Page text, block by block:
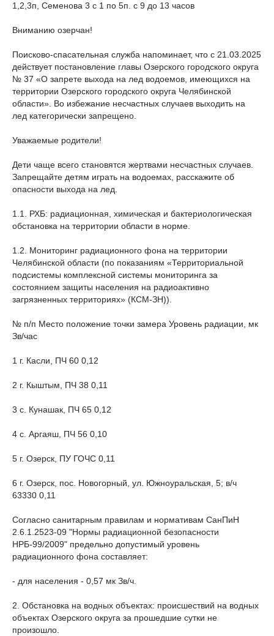
1,2,3п, Семенова 3 с 1 по 5п. с 9 до 13 часов
Вниманию озерчан!
Поисково-спасательная служба напоминает, что с 21.03.2025
действует постановление главы Озерского городского округа
№ 37 «О запрете выхода на лед водоемов, имеющихся на
территории Озерского городского округа Челябинской
области». Во избежание несчастных случаев выходить на
лед категорически запрещено.
Уважаемые родители!
Дети чаще всего становятся жертвами несчастных случаев.
Запрещайте детям играть на водоемах, расскажите об
опасности выхода на лед.
1.1. РХБ: радиационная, химическая и бактериологическая
обстановка на территории области в норме.
1.2. Мониторинг радиационного фона на территории
Челябинской области (по показаниям «Территориальной
подсистемы комплексной системы мониторинга за
состоянием защиты населения на радиоактивно
загрязненных территориях» (КСМ-ЗН)).
№ п/п Место положение точки замера Уровень радиации, мк
Зв/час
1 г. Касли, ПЧ 60 0,12
2 г. Кыштым, ПЧ 38 0,11
3 с. Кунашак, ПЧ 65 0,12
4 с. Аргаяш, ПЧ 56 0,10
5 г. Озерск, ПУ ГОЧС 0,11
6 г. Озерск, пос. Новогорный, ул. Южноуральская, 5; в/ч
63330 0,11
Согласно санитарным правилам и нормативам СанПиН
2.6.1.2523-09 "Нормы радиационной безопасности
НРБ-99/2009" предельно допустимый уровень
радиационного фона составляет:
- для населения - 0,57 мк Зв/ч.
2. Обстановка на водных объектах: происшествий на водных
объектах Озерского округа за прошедшие сутки не
произошло.